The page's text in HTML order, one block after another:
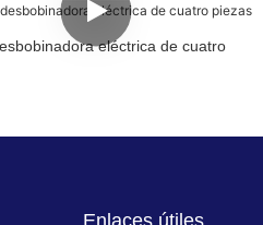
eléctrica de cuatro
Enlaces útiles